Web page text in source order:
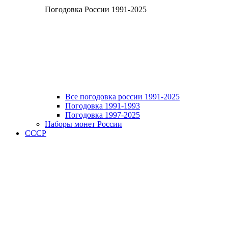
Погодовка России 1991-2025
Все погодовка россии 1991-2025
Погодовка 1991-1993
Погодовка 1997-2025
Наборы монет России
СССР